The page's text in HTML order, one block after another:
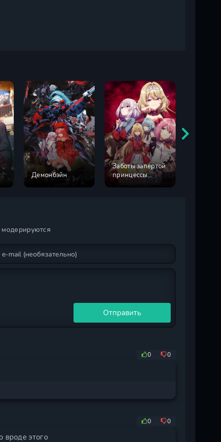
Демонбэйн
Заботы запертой
принцессы
вампиров
Отправить
0 0
0 0
этого